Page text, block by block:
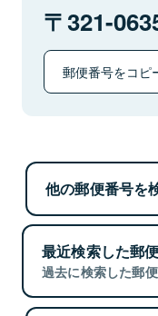
321-
郵便番号をコピ
他の郵便番号を
最近検索した郵
過去に検索した郵